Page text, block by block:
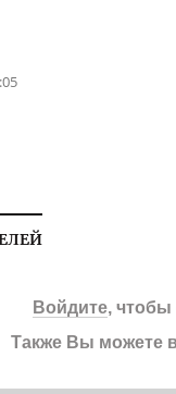
Войдите, чтобы
Также Вы можете